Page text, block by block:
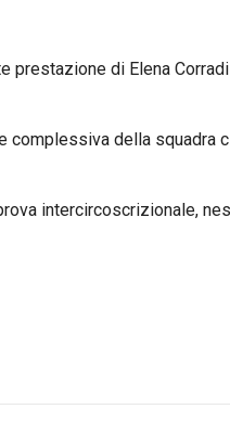
prestazione di Elena
complessiva della squadra
intercircoscrizionale,